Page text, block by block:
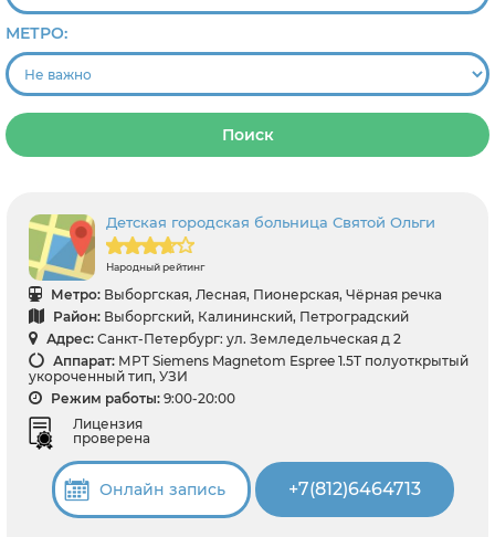
МЕТРО:
Поиск
Детская городская больница Святой Ольги
Народный рейтинг
Метро: Выборгская, Лесная, Пионерская, Чёрная речка
Район: Выборгский, Калининский, Петроградский
Адрес: Санкт-Петербург: ул. Земледельческая д 2
Аппарат: МРТ Siemens Magnetom Espree 1.5T полуоткрытый
укороченный тип, УЗИ
Режим работы: 9:00-20:00
Лицензия
проверена
Онлайн запись +7(812)6464713